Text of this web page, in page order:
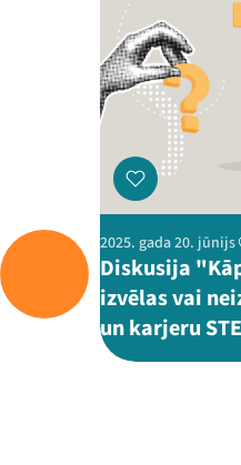
2025. gada 20. jūnijs
Diskusija
izvēlas vai
un karjeru